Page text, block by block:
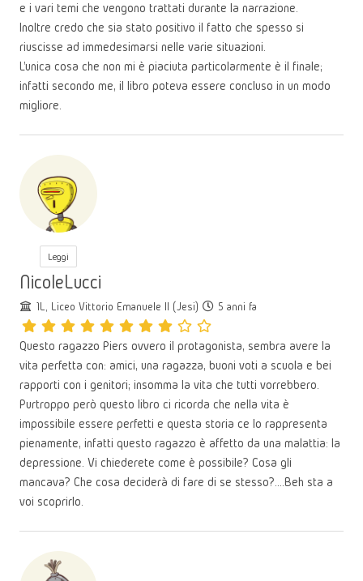
e i vari temi che vengono trattati durante la narrazione.
Inoltre credo che sia stato positivo il fatto che spesso si
riuscisse ad immedesimarsi nelle varie situazioni.
L'unica cosa che non mi è piaciuta particolarmente è il finale;
infatti secondo me, il libro poteva essere concluso in un modo
migliore.
Leggi
NicoleLucci
1L, Liceo Vittorio Emanuele II (Jesi) 5 anni fa
Questo ragazzo Piers ovvero il protagonista, sembra avere la
vita perfetta con: amici, una ragazza, buoni voti a scuola e bei
rapporti con i genitori; insomma la vita che tutti vorrebbero.
Purtroppo però questo libro ci ricorda che nella vita è
impossibile essere perfetti e questa storia ce lo rappresenta
pienamente, infatti questo ragazzo è affetto da una malattia: la
depressione. Vi chiederete come è possibile? Cosa gli
mancava? Che cosa deciderà di fare di se stesso?….Beh sta a
voi scoprirlo.